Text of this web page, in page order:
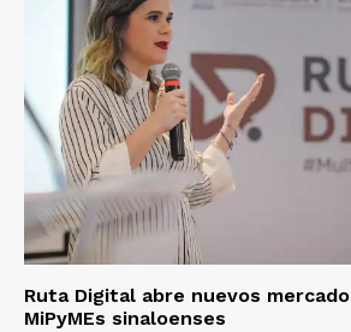
Ruta Digital abre nuevos
MiPyMEs sinaloenses